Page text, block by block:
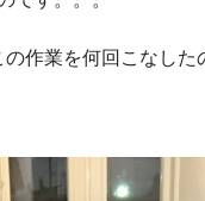
作業を何回こなした